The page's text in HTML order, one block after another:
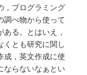
，プログラミング
調べ物から使って
る。とはいえ，
くとも研究に関し
成，英文作成に使
ならないなぁとい